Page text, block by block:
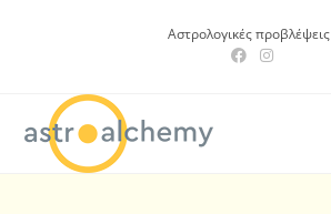
Αστρολογικές προβλέψεις